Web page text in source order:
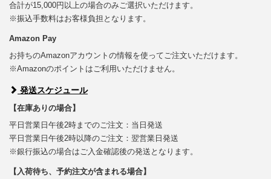
合計が15,000円以上の場合のみご選択いただけます。
※振込手数料はお客様負担となります。
Amazon Pay
お持ちのAmazonアカウントの情報を使ってご注文いただけます。
※Amazonのポイントはご利用いただけません。
発送スケジュール
【在庫ありの場合】
平日営業日午後2時までのご注文：当日発送
平日営業日午後2時以降のご注文：翌営業日発送
※銀行振込の場合はご入金確認後の発送となります。
【入荷待ち、予約注文が含まれる場合】